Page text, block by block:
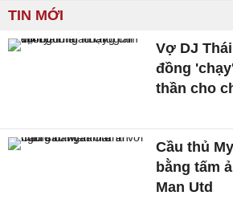
TIN MỚI
Vợ DJ
đồng
thần cho
Cầu thủ
bằng tấm
Man Utd